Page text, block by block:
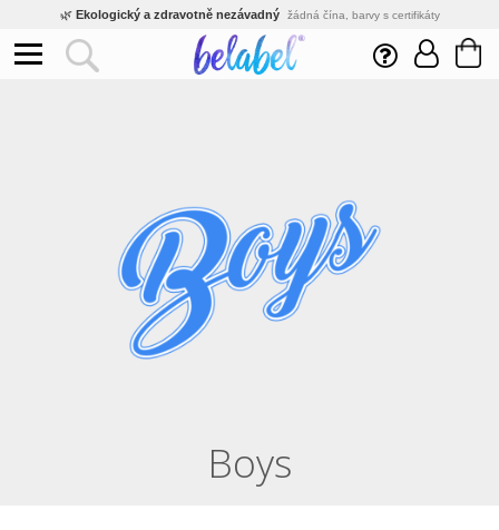
🌿 Ekologický a zdravotně nezávadný žádná čína, barvy s certifikáty
Inovativní výroba vlastní vývoj, nejnovější technologie
Rychlé dodání expedujeme do 24h
Boys